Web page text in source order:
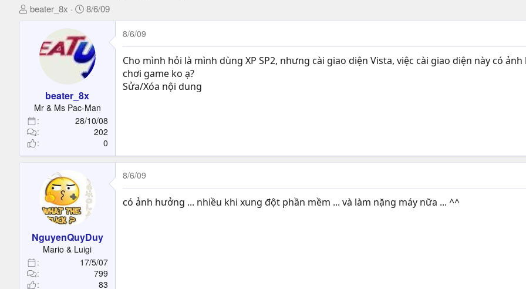
T
r
t
e
r
beater_8x
N
à
y
g
ử
8/6/09
beater_8x
Mr & Ms Pac-Man
28/10/08
202
0
8/6/09
Cho mình hỏi là mình dùng XP SP2, nhưng cài giao diện Vista, việc cài giao diện này có
chơi game ko ạ?
Sửa/Xóa nội dung
NguyenQuyDuy
Mario & Luigi
17/5/07
799
83
8/6/09
có ảnh hưởng ... nhiều khi xung đột phần mềm ... và làm nặng máy nữa ... ^^